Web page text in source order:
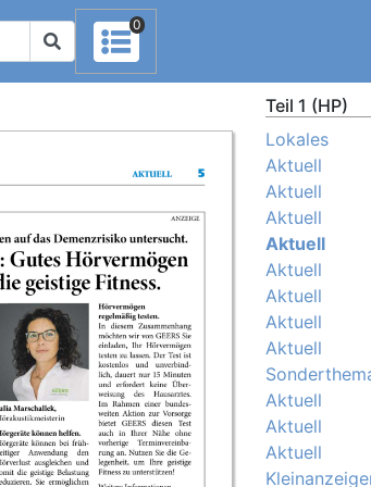
0
Teil 1 (HP)
Lokales
Aktuell
Aktuell
Aktuell
Aktuell
Aktuell
Aktuell
Aktuell
Aktuell
Aktuell
Aktuell
Aktuell